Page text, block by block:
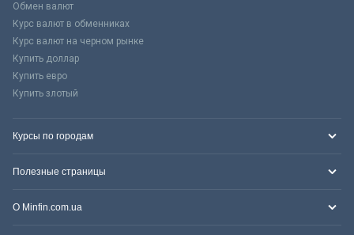
Обмен валют
Курс валют в обменниках
Курс валют на черном рынке
Купить доллар
Купить евро
Купить злотый
Курсы по городам
Полезные страницы
О Minfin.com.ua